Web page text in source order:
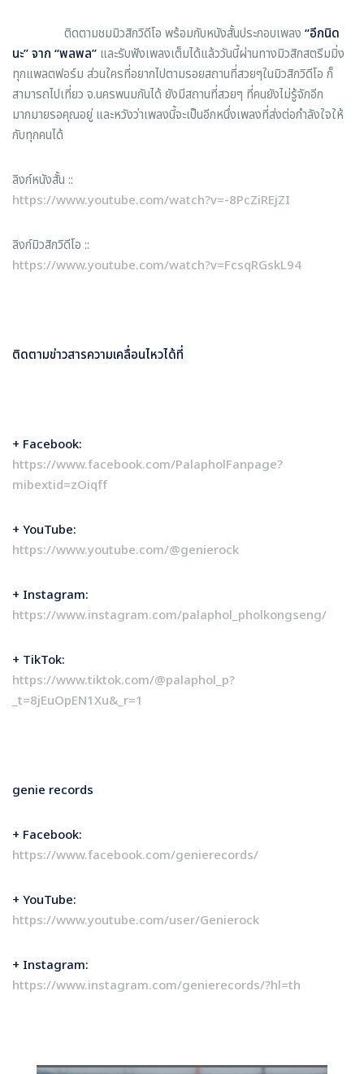
ติดตามชมมิวสิกวิดีโอ พร้อมกับหนังสั้นประกอบเพลง “อีกนิด
นะ” จาก “พลพล” และรับฟังเพลงเต็มได้แล้ววันนี้ผ่านทางมิวสิกสตรีมมิ่ง
ทุกแพลตฟอร์ม ส่วนใครที่อยากไปตามรอยสถานที่สวยๆในมิวสิกวิดีโอ ก็
สามารถไปเที่ยว จ.นครพนมกันได้ ยังมีสถานที่สวยๆ ที่คนยังไม่รู้จักอีก
มากมายรอคุณอยู่ และหวังว่าเพลงนี้จะเป็นอีกหนึ่งเพลงที่ส่งต่อกำลังใจให้
กับทุกคนได้
ลิงก์หนังสั้น ::
https://www.youtube.com/watch?v=-8PcZiREjZI
ลิงก์มิวสิกวิดีโอ ::
https://www.youtube.com/watch?v=FcsqRGskL94
ติดตามข่าวสารความเคลื่อนไหวได้ที่
+ Facebook:
https://www.facebook.com/PalapholFanpage?
mibextid=zOiqff
+ YouTube:
https://www.youtube.com/@genierock
+ Instagram:
https://www.instagram.com/palaphol_pholkongseng/
+ TikTok:
https://www.tiktok.com/@palaphol_p?
_t=8jEuOpEN1Xu&_r=1
genie records
+ Facebook:
https://www.facebook.com/genierecords/
+ YouTube:
https://www.youtube.com/user/Genierock
+ Instagram:
https://www.instagram.com/genierecords/?hl=th